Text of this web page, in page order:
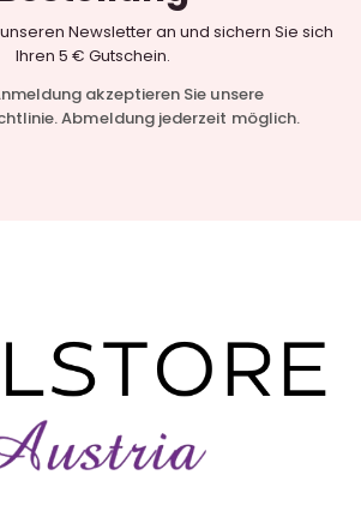
Newsletter an und sichern Sie sich
Ihren 5 € Gutschein.
akzeptieren Sie unsere
Abmeldung jederzeit möglich.